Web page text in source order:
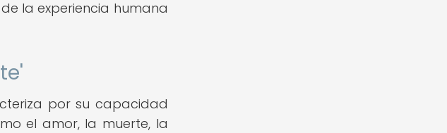
la experiencia humana
por su capacidad
el amor, la muerte, la